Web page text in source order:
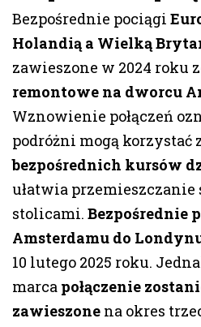
Bezpośrednie pociągi
Holandią a Wielką
zawieszone w 2024 roku
remontowe na dworcu
Wznowienie połączeń
podróżni mogą korzystać
bezpośrednich kursów
ułatwia przemieszczanie
stolicami. Bezpośrednie
Amsterdamu do
10 lutego 2025 roku.
marca połączenie
zawieszone na okres